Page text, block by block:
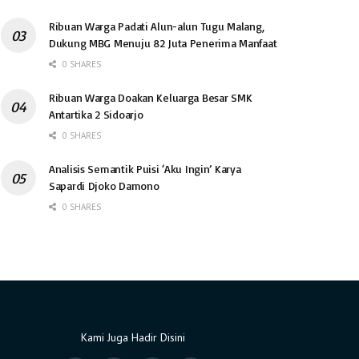
Ribuan Warga Padati Alun-alun Tugu Malang,
Dukung MBG Menuju 82 Juta Penerima Manfaat
0 SHARES
Ribuan Warga Doakan Keluarga Besar SMK
Antartika 2 Sidoarjo
0 SHARES
Analisis Semantik Puisi ‘Aku Ingin’ Karya
Sapardi Djoko Damono
0 SHARES
Kami Juga Hadir Disini